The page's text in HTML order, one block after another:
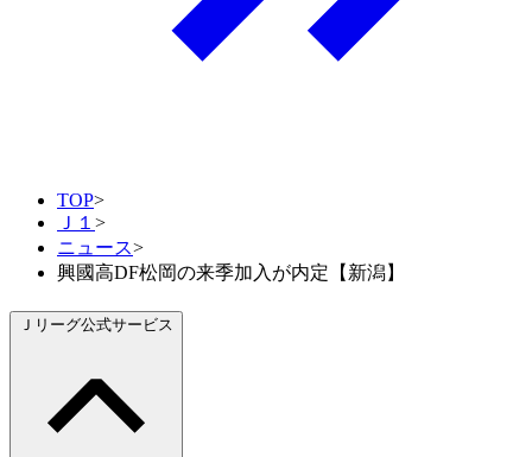
TOP>
Ｊ１ >
ニュース>
興國高DF松岡の来季加入が内定【新潟】
Ｊリーグ公式サービス